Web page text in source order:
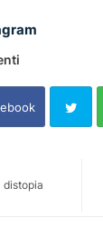
distopia